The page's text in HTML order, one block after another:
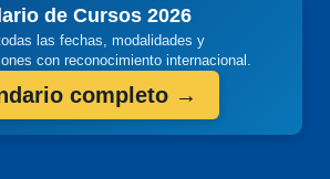
de Cursos 2026
las fechas, modalidades y
con reconocimiento internacional.
completo →